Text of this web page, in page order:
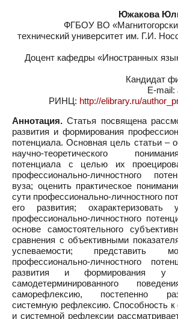
Южакова
ФГБОУ ВО
технический университет им. Г.И.
Доцент кафедры «Иностранных
Кандидат
E-mail:
РИНЦ: http://elibrary.ru/
Аннотация. Статья посвящена
развития и формирования
потенциала. Основная цель статьи –
научно-теоретического
потенциала с целью их
профессионально-личностного
вуза; оценить практическое
сути профессионально-личностного
его развития; охарактеризовать
профессионально-личностного
основе самостоятельного
сравнения с объективными
успеваемости; представить
профессионально-личностного
развития и формирования у
самодетерминированного
саморефлексию, постепенно
системную рефлексию. Способность к
и системной рефлексии